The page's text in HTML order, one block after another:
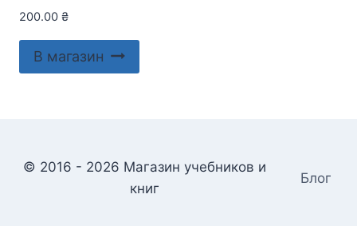
200.00 ₴
В магазин
© 2016 - 2026 Магазин учебников и
книг
Блог